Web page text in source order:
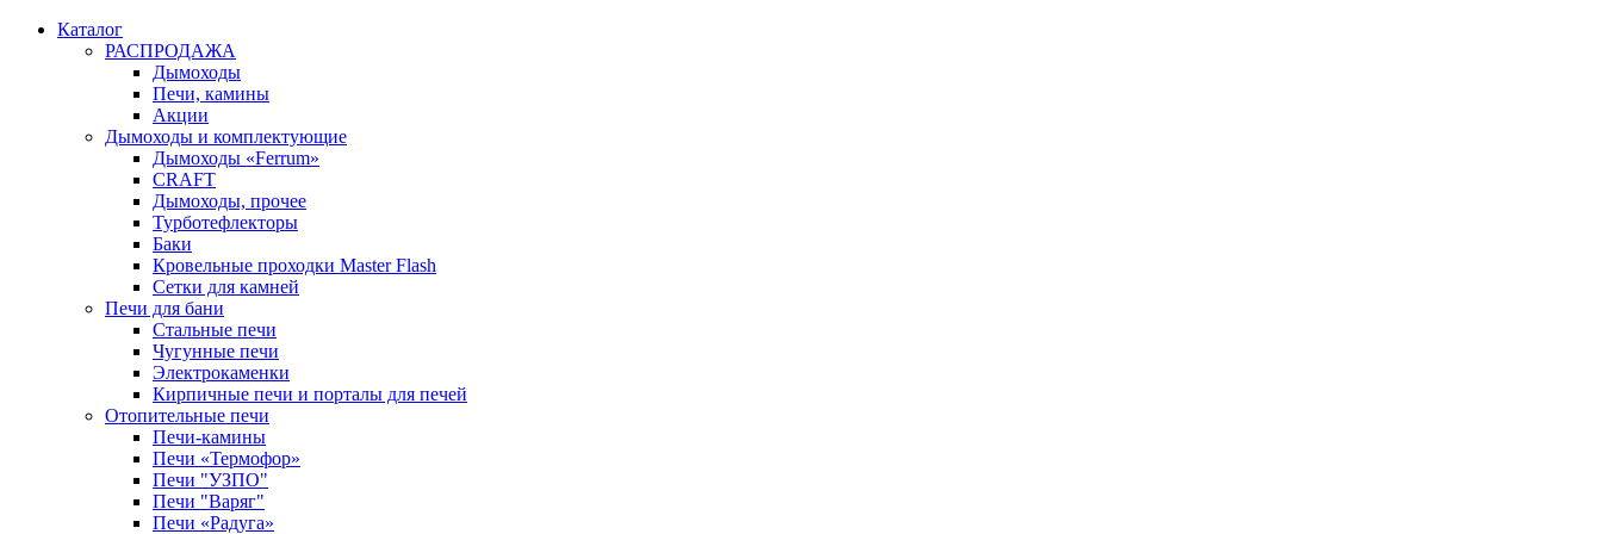
Каталог
РАСПРОДАЖА
Дымоходы
Печи, камины
Акции
Дымоходы и комплектующие
Дымоходы «Ferrum»
CRAFT
Дымоходы, прочее
Турботефлекторы
Баки
Кровельные проходки Master Flash
Сетки для камней
Печи для бани
Стальные печи
Чугунные печи
Электрокаменки
Кирпичные печи и порталы для печей
Отопительные печи
Печи-камины
Печи «Термофор»
Печи "УЗПО"
Печи "Варяг"
Печи «Радуга»